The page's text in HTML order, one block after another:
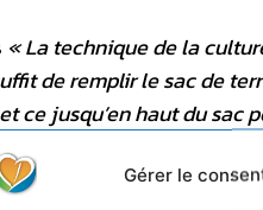
Gérer le
« La technique de la
de remplir le sac de
jusqu’en haut du sac
différents légumes, afin
preuve de son